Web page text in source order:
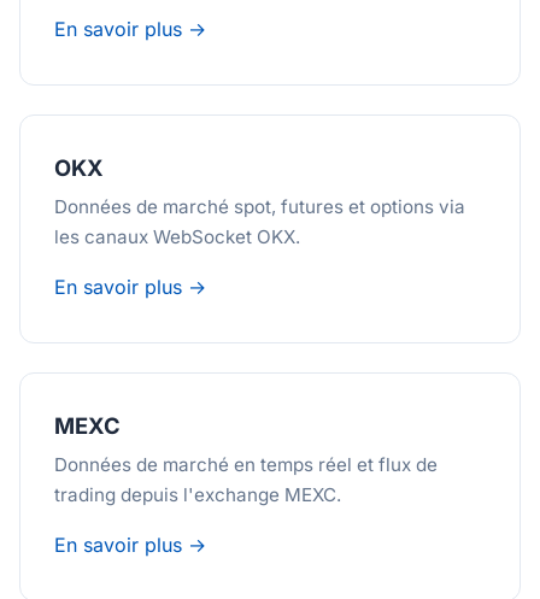
En savoir plus →
OKX
Données de marché spot, futures et options via
les canaux WebSocket OKX.
En savoir plus →
MEXC
Données de marché en temps réel et flux de
trading depuis l'exchange MEXC.
En savoir plus →